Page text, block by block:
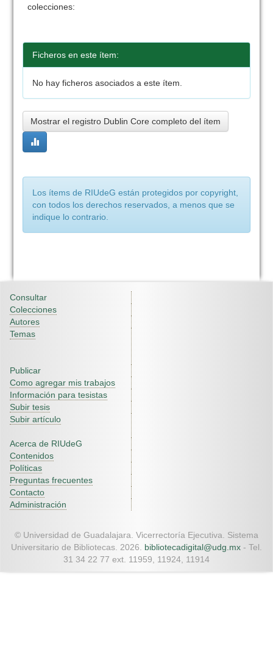
colecciones:
Ficheros en este ítem:
No hay ficheros asociados a este ítem.
Mostrar el registro Dublin Core completo del ítem
Los ítems de RIUdeG están protegidos por copyright,
con todos los derechos reservados, a menos que se
indique lo contrario.
Consultar
Colecciones
Autores
Temas
Publicar
Como agregar mis trabajos
Información para tesistas
Subir tesis
Subir artículo
Acerca de RIUdeG
Contenidos
Políticas
Preguntas frecuentes
Contacto
Administración
© Universidad de Guadalajara. Vicerrectoría Ejecutiva. Sistema
Universitario de Bibliotecas. 2026. bibliotecadigital@udg.mx - Tel.
31 34 22 77 ext. 11959, 11924, 11914